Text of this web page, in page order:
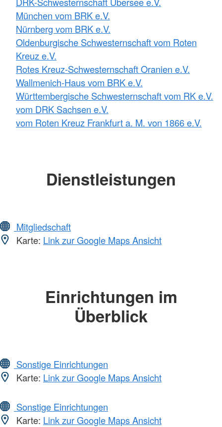
München vom BRK e.V.
Nürnberg vom BRK e.V.
Oldenburgische Schwesternschaft vom Roten
Kreuz e.V.
Rotes Kreuz-Schwesternschaft Oranien e.V.
Wallmenich-Haus vom BRK e.V.
Württembergische Schwesternschaft vom RK e.V.
vom DRK Sachsen e.V.
vom Roten Kreuz Frankfurt a. M. von 1866 e.V.
Dienstleistungen
Mitgliedschaft
Karte: Link zur Google Maps Ansicht
Einrichtungen im
Überblick
Sonstige Einrichtungen
Karte: Link zur Google Maps Ansicht
Sonstige Einrichtungen
Karte: Link zur Google Maps Ansicht